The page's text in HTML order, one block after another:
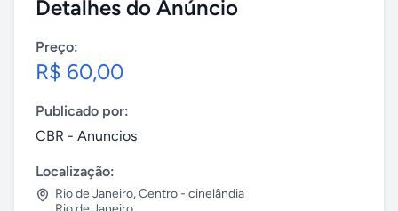
Detalhes do Anúncio
Preço:
R$ 60,00
Publicado por:
CBR - Anuncios
Localização:
Rio de Janeiro,Centro - cinelândia